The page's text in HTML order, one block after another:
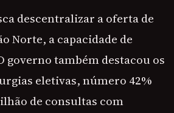
descentralizar a oferta de
Norte, a capacidade de
governo também destacou os
eletivas, número 42%
de consultas com